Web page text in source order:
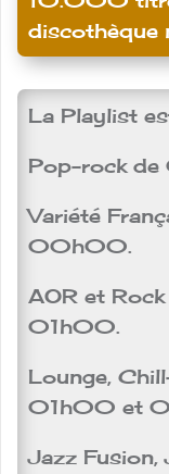
discothèque
​La Playlist
Pop-rock
Variété
00h00.
AOR et
01h00.
Lounge,
01h00 et
Jazz Fusion,